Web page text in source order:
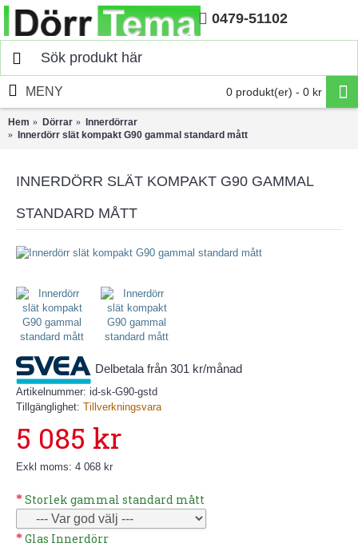
Hem 0479-51102
0 produkt(er) - 0 kr
MENY
Hem Dörrar
Innerdörrar
Innerdörr slät kompakt G90 gammal standard mått
INNERDÖRR SLÄT KOMPAKT G90 GAMMAL
STANDARD MÅTT
Delbetala från 301 kr/månad
Artikelnummer: id-sk-G90-gstd
Tillgänglighet: Tillverkningsvara
5 085 kr
Exkl moms: 4 068 kr
Storlek gammal standard mått
Glas Innerdörr